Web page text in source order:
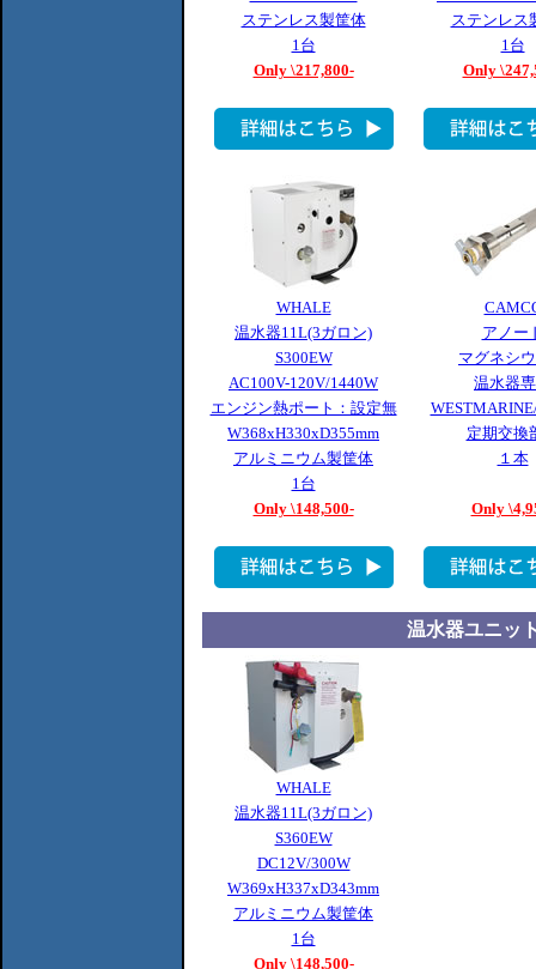
ステンレス製筐体
1台
Only \217,800-
ステンレス
1台
Only
WHALE
温水器11L(3ガロン)
S300EW
AC100V-120V/1440W
エンジン熱ポート：設定無
W368xH330xD355mm
アルミニウム製筐体
1台
Only \148,500-
アノー
マグネシ
温水器
定期交換
１本
Only
温水器ユニッ
WHALE
温水器11L(3ガロン)
S360EW
DC12V/300W
W369xH337xD343mm
アルミニウム製筐体
1台
Only \148,500-